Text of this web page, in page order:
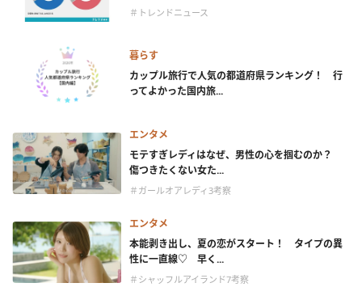
＃トレンドニュース
暮らす
カップル旅行で人気の都道府県ランキング！ 行
ってよかった国内旅...
エンタメ
モテすぎレディはなぜ、男性の心を掴むのか？
傷つきたくない女た...
＃ガールオアレディ3考察
エンタメ
本能剥き出し、夏の恋がスタート！ タイプの異
性に一直線♡ 早く...
＃シャッフルアイランド7考察